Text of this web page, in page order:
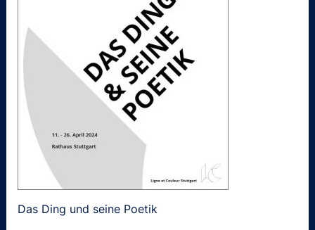
Das Ding und seine Poetik